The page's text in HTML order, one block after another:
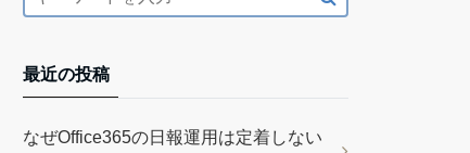
最近の投稿
なぜOffice365の日報運用は定着しない